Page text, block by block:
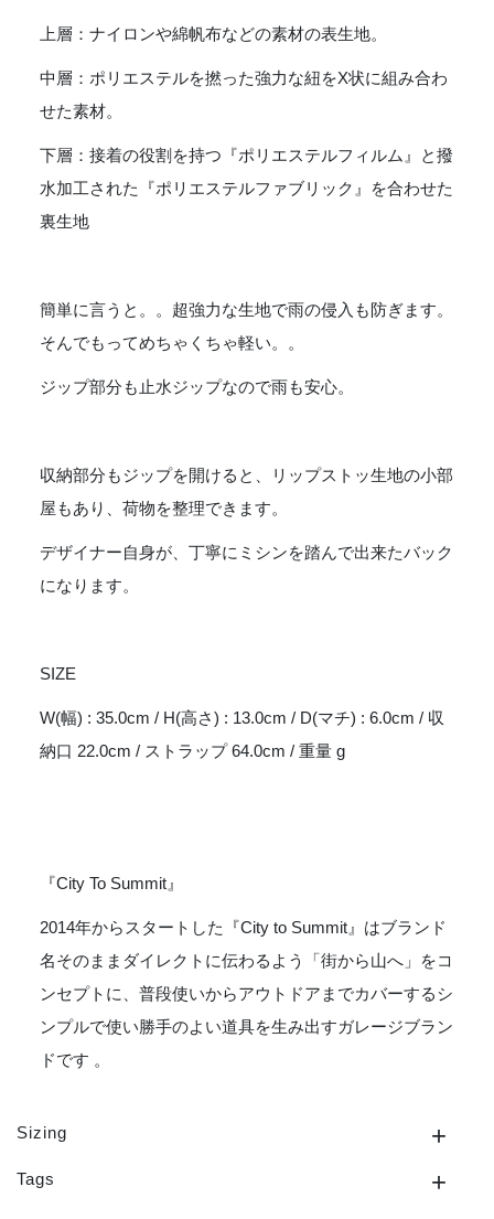
上層：ナイロンや綿帆布などの素材の表生地。
中層：ポリエステルを撚った強力な紐をX状に組み合わ
せた素材。
下層：接着の役割を持つ『ポリエステルフィルム』と撥
水加工された『ポリエステルファブリック』を合わせた
裏生地
簡単に言うと。。超強力な生地で雨の侵入も防ぎます。
そんでもってめちゃくちゃ軽い。。
ジップ部分も止水ジップなので雨も安心。
収納部分もジップを開けると、リップストッ生地の小部
屋もあり、荷物を整理できます。
デザイナー自身が、丁寧にミシンを踏んで出来たバック
になります。
SIZE
W(幅) : 35.0cm / H(高さ) : 13.0cm / D(マチ) : 6.0cm / 収
納口 22.0cm / ストラップ 64.0cm / 重量 g
『City To Summit』
2014年からスタートした『City to Summit』はブランド
名そのままダイレクトに伝わるよう「街から山へ」をコ
ンセプトに、普段使いからアウトドアまでカバーするシ
ンプルで使い勝手のよい道具を生み出すガレージブラン
ドです 。
Sizing
Tags